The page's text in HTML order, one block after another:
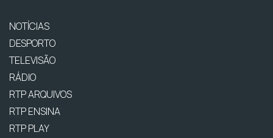
NOTÍCIAS
DESPORTO
TELEVISÃO
RÁDIO
RTP ARQUIVOS
RTP ENSINA
RTP PLAY